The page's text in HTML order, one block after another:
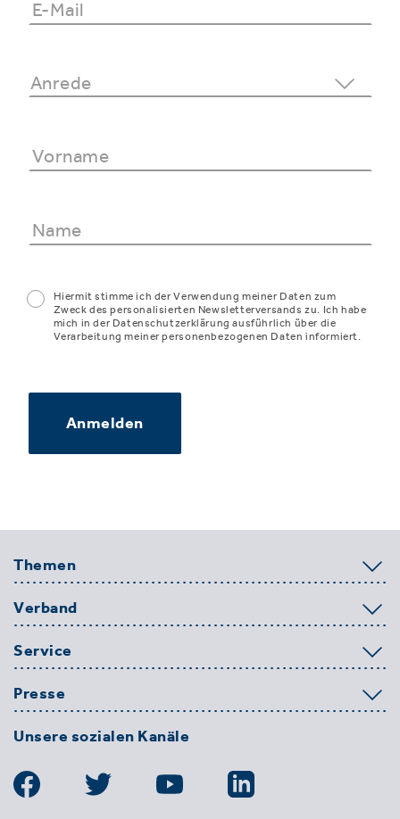
Hiermit stimme ich der Verwendung meiner Daten zum
Zweck des personalisierten Newsletterversands zu. Ich habe
mich in der Datenschutzerklärung ausführlich über die
Verarbeitung meiner personenbezogenen Daten informiert.
Anmelden
Themen
Verband
Service
Presse
Unsere sozialen Kanäle